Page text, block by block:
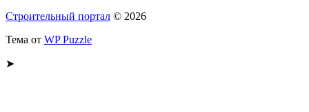
Строительный портал © 2026
Тема от WP Puzzle
➤